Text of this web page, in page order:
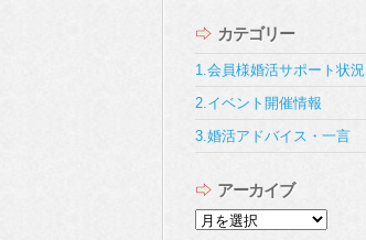
カテゴリー
1.会員様婚活サポート状況
2.イベント開催情報
3.婚活アドバイス・一言
アーカイブ
ア